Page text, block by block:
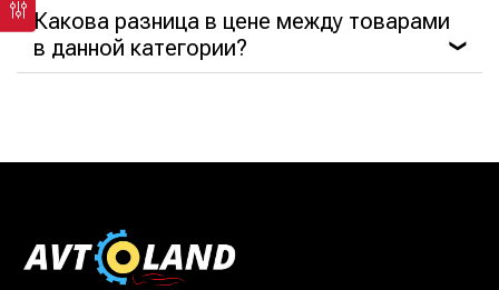
Какова разница в цене между товарами
в данной категории?
❯